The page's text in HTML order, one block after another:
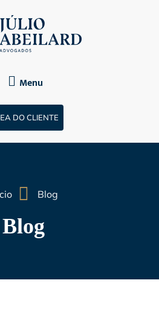
Menu
DO CLIENTE
Blog
Blog